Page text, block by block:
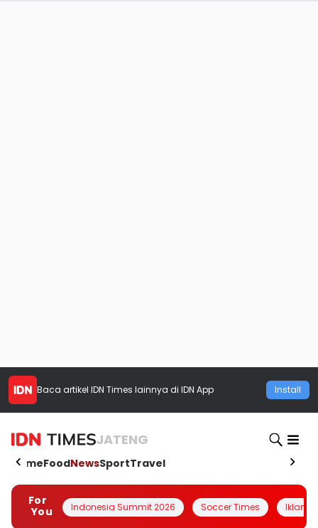
Baca artikel IDN Times lainnya di IDN App Install
JATENG
HomeFoodNewsSportTravel
For
You
Indonesia Summit 2026 Soccer Times Iklanin